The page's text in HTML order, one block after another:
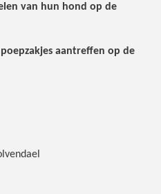
van hun hond op de
aantreffen op de